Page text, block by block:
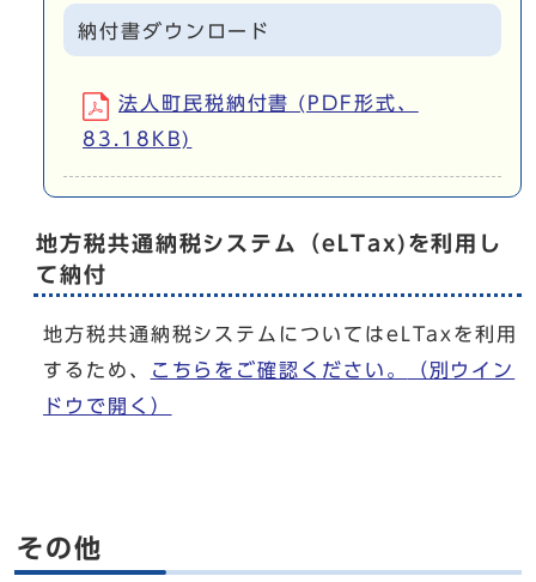
納付書ダウンロード
法人町民税納付書 (PDF形式、
83.18KB)
地方税共通納税システム（eLTax)を利用し
て納付
地方税共通納税システムについてはeLTaxを利用
するため、
こちらをご確認ください。
（別ウイン
ドウで開く）
その他